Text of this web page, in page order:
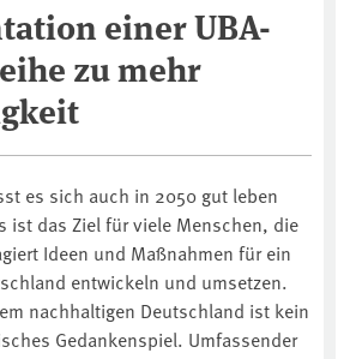
einer UBA-
zu mehr
es sich auch in 2050 gut leben
ist das Ziel für viele Menschen, die
Ideen und Maßnahmen für ein
entwickeln und umsetzen.
nachhaltigen Deutschland ist kein
Gedankenspiel. Umfassender